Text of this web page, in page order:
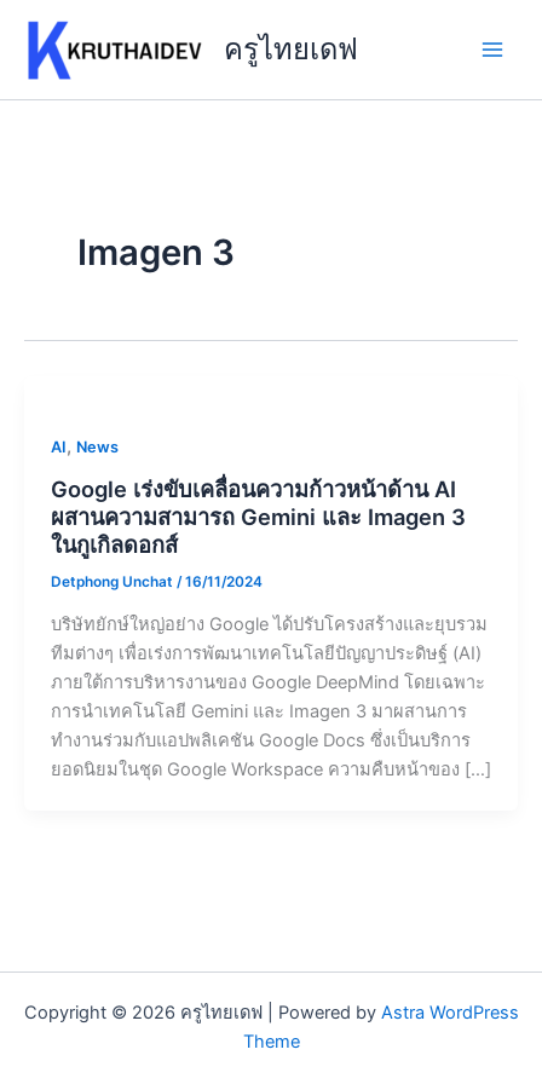
content
ครูไทยเดฟ
Imagen 3
AI, News
Google เร่งขับเคลื่อนความก้าวหน้าด้าน AI
ผสานความสามารถ Gemini และ Imagen 3
ในกูเกิลดอกส์
Detphong Unchat /16/11/2024
บริษัทยักษ์ใหญ่อย่าง Google ได้ปรับโครงสร้างและยุบรวม
ทีมต่างๆ เพื่อเร่งการพัฒนาเทคโนโลยีปัญญาประดิษฐ์ (AI)
ภายใต้การบริหารงานของ Google DeepMind โดยเฉพาะ
การนำเทคโนโลยี Gemini และ Imagen 3 มาผสานการ
ทำงานร่วมกับแอปพลิเคชัน Google Docs ซึ่งเป็นบริการ
ยอดนิยมในชุด Google Workspace ความคืบหน้าของ […]
Copyright © 2026 ครูไทยเดฟ | Powered by Astra WordPress
Theme